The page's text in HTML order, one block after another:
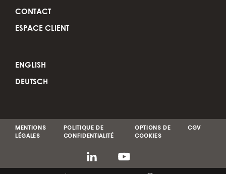
CONTACT
ESPACE CLIENT
ENGLISH
DEUTSCH
MENTIONS
LÉGALES
POLITIQUE DE
CONFIDENTIALITÉ
OPTIONS DE
COOKIES
CGV